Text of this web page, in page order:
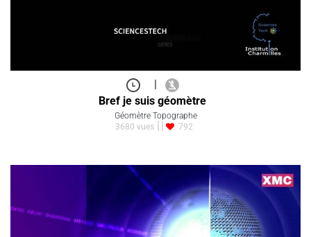
Bref je suis géomètre
Géomètre Topographe
3680 vues
792